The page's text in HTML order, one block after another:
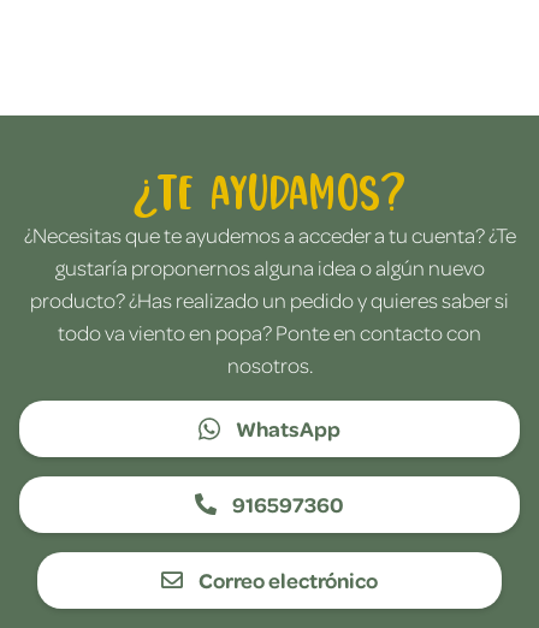
¿Te ayudamos?
¿Necesitas que te ayudemos a acceder a tu cuenta? ¿Te
gustaría proponernos alguna idea o algún nuevo
producto? ¿Has realizado un pedido y quieres saber si
todo va viento en popa? Ponte en contacto con
nosotros.
WhatsApp
916597360
Correo electrónico